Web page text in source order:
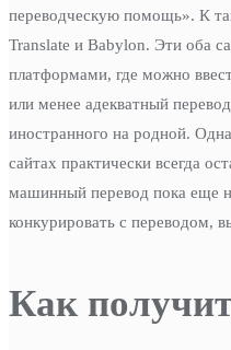
переводческую помощь». К
Translate и Babylon. Эти оба
платформами, где можно
или менее адекватный
иностранного на родной.
сайтах практически всегда
машинный перевод пока еще
конкурировать с переводом,
Как